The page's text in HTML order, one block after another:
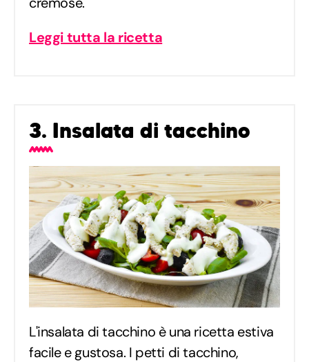
Leggi tutta la ricetta
3. Insalata di tacchino
L'insalata di tacchino è una ricetta estiva
facile e gustosa. I petti di tacchino,